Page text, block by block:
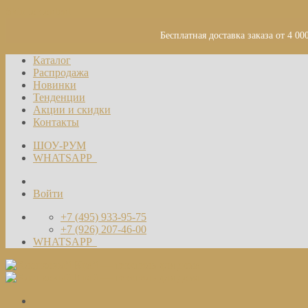
Бесплатная доставка заказа от 4
Каталог
Распродажа
Новинки
Тенденции
Акции и скидки
Контакты
ШОУ-РУМ
WHATSAPP
Войти
+7 (495) 933-95-75
+7 (926) 207-46-00
WHATSAPP